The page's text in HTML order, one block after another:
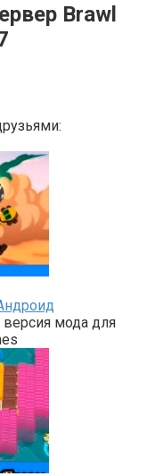
Brawl
мода для